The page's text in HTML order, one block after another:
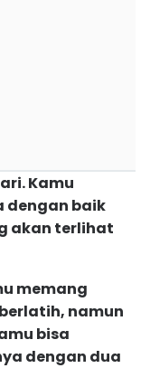
Kamu
dengan baik
akan terlihat
memang
namun
bisa
dengan dua